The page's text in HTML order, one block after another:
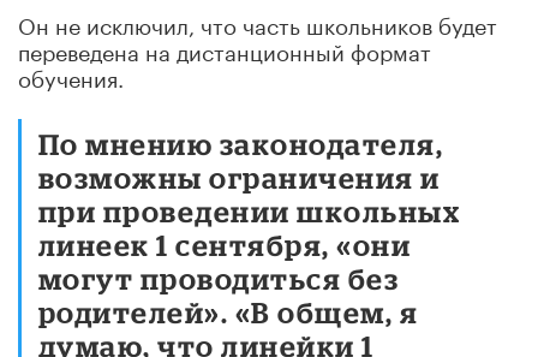
Он не исключил, что часть школьников будет
переведена на дистанционный формат
обучения.
По мнению законодателя,
возможны ограничения и
при проведении школьных
линеек 1 сентября, «они
могут проводиться без
родителей». «В общем, я
думаю, что линейки 1